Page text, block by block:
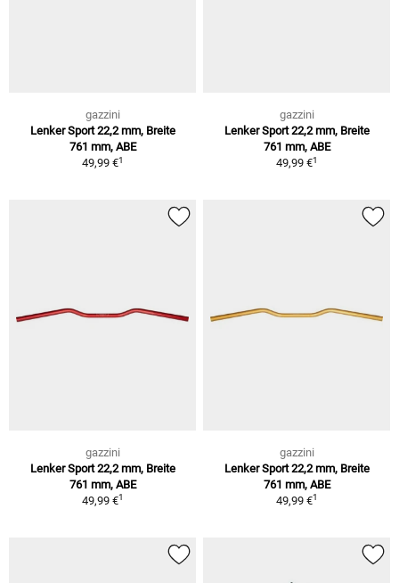
gazzini
Lenker Sport 22,2 mm, Breite
761 mm, ABE
49,99 €1
gazzini
Lenker Sport 22,2 mm, Breite
761 mm, ABE
49,99 €1
gazzini
Lenker Sport 22,2 mm, Breite
761 mm, ABE
49,99 €1
gazzini
Lenker Sport 22,2 mm, Breite
761 mm, ABE
49,99 €1